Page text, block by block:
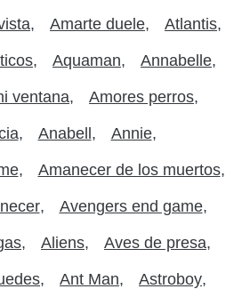
Amarte duele Atlantis
Aquaman Annabelle
ventana Amores perros
Anabell Annie
Amanecer de los muertos
Avengers end game
Aliens Aves de presa
Ant Man Astroboy